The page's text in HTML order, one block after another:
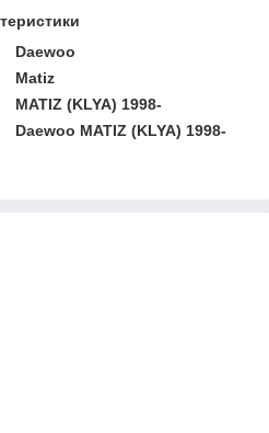
Daewoo
Matiz
MATIZ (KLYA) 1998-
Daewoo MATIZ (KLYA) 1998-